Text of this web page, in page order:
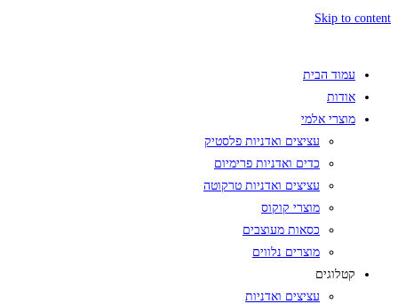
Skip to content
עמוד הבית
אודות
מוצרי אלמי
עציצים ואדניות פלסטיק
כדים ואדניות פרימיום
עציצים ואדניות טרקוטה
מוצרי קוקוס
כסאות מעוצבים
מוצרים נלווים
קטלוגים
עציצים ואדניות